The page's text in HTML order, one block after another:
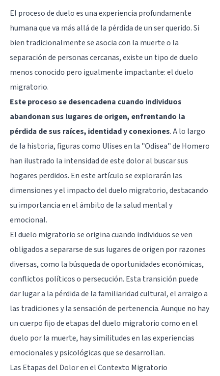
El proceso de duelo es una experiencia profundamente
humana que va más allá de la pérdida de un ser querido. Si
bien tradicionalmente se asocia con la muerte o la
separación de personas cercanas, existe un tipo de duelo
menos conocido pero igualmente impactante: el duelo
migratorio.
Este proceso se desencadena cuando individuos
abandonan sus lugares de origen, enfrentando la
pérdida de sus raíces, identidad y conexiones. A lo largo
de la historia, figuras como Ulises en la "Odisea" de Homero
han ilustrado la intensidad de este dolor al buscar sus
hogares perdidos. En este artículo se explorarán las
dimensiones y el impacto del duelo migratorio, destacando
su importancia en el ámbito de la salud mental y
emocional.
El duelo migratorio se origina cuando individuos se ven
obligados a separarse de sus lugares de origen por razones
diversas, como la búsqueda de oportunidades económicas,
conflictos políticos o persecución. Esta transición puede
dar lugar a la pérdida de la familiaridad cultural, el arraigo a
las tradiciones y la sensación de pertenencia. Aunque no hay
un cuerpo fijo de etapas del duelo migratorio como en el
duelo por la muerte, hay similitudes en las experiencias
emocionales y psicológicas que se desarrollan.
Las Etapas del Dolor en el Contexto Migratorio